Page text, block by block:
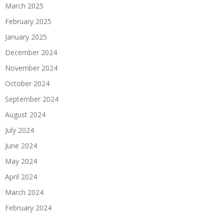
March 2025
February 2025
January 2025
December 2024
November 2024
October 2024
September 2024
August 2024
July 2024
June 2024
May 2024
April 2024
March 2024
February 2024